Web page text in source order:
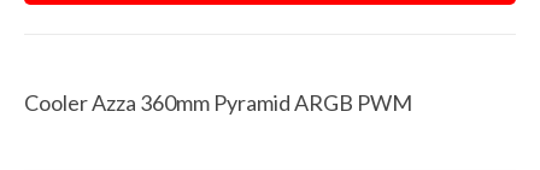
Cooler Azza 360mm Pyramid ARGB PWM